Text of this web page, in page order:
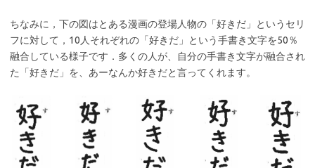
ちなみに，下の図はとある漫画の登場人物の「好きだ」というセリ
フに対して，10人それぞれの「好きだ」という手書き文字を50％
融合している様子です．多くの人が、自分の手書き文字が融合され
た「好きだ」を、あーなんか好きだと言ってくれます。